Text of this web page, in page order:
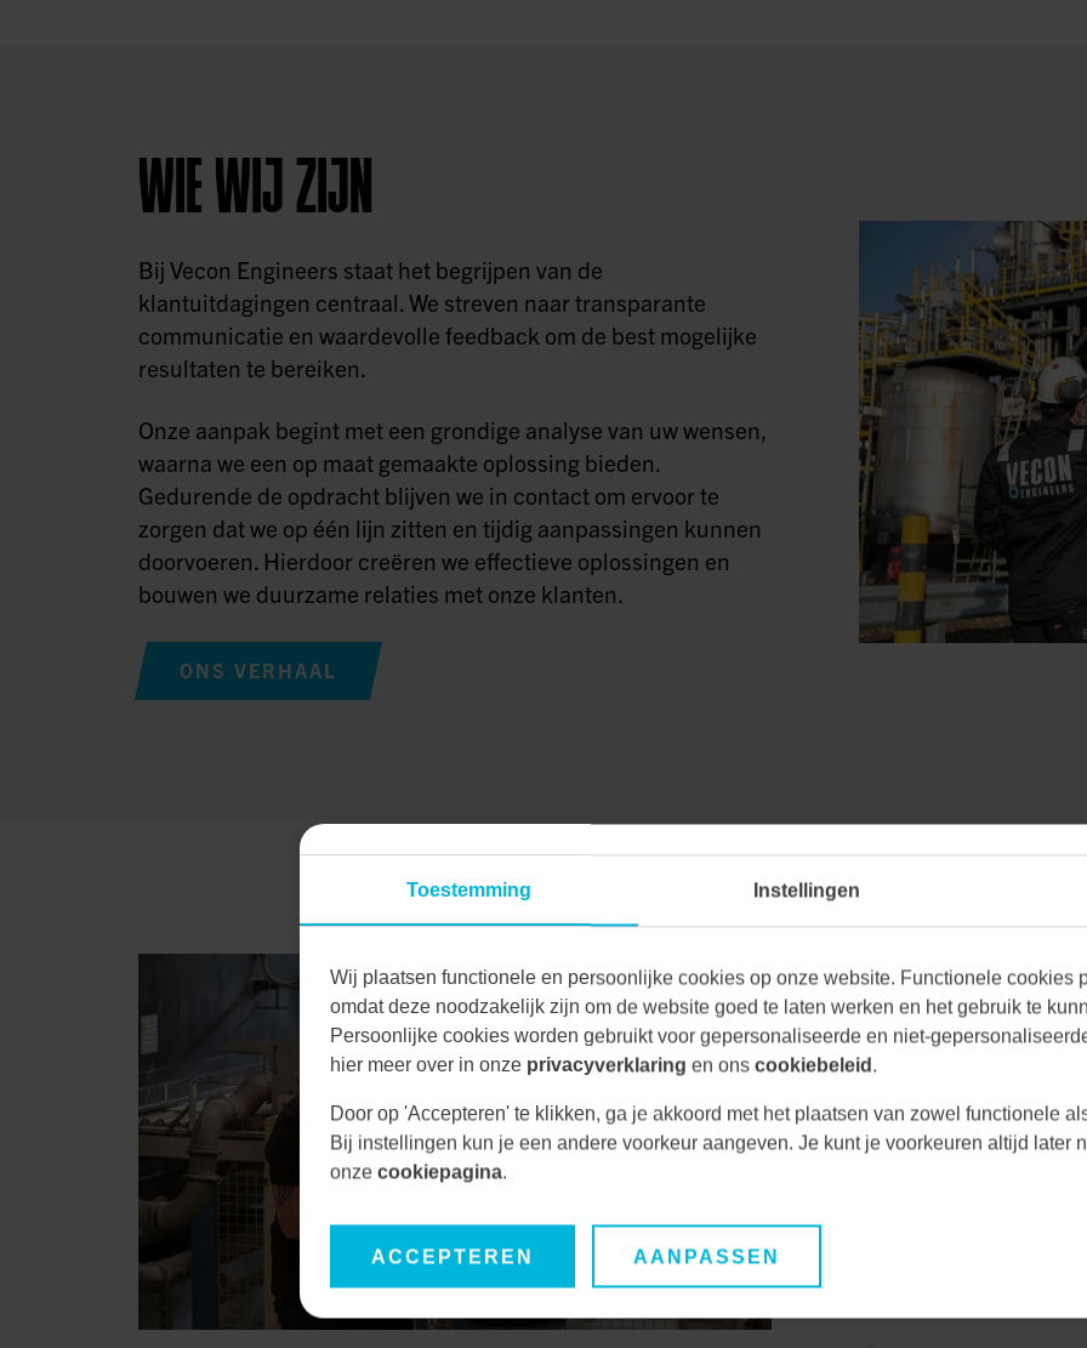
WIE WIJ ZIJN
Bij Vecon Engineers staat het begrijpen van de
klantuitdagingen centraal. We streven naar transparante
communicatie en waardevolle feedback om de best mogelijke
resultaten te bereiken.
Onze aanpak begint met een grondige analyse van uw wensen,
waarna we een op maat gemaakte oplossing bieden.
Gedurende de opdracht blijven we in contact om ervoor te
zorgen dat we op één lijn zitten en tijdig aanpassingen kunnen
doorvoeren. Hierdoor creëren we effectieve oplossingen en
bouwen we duurzame relaties met onze klanten.
ONS VERHAAL
VAN ALLE
Bij Vecon Engineers
uitdagingen en kansen
Door nauwe
unieke behoeften en
Hierdoor
oplossingen, maar
Toestemming Instellingen
Wij plaatsen functionele en persoonlijke cookies op onze website. Functionele cookies
omdat deze noodzakelijk zijn om de website goed te laten werken en het gebruik te
Persoonlijke cookies worden gebruikt voor gepersonaliseerde en niet-
hier meer over in onze privacyverklaring en ons cookiebeleid .
Door op 'Accepteren' te klikken, ga je akkoord met het plaatsen van zowel functionele
Bij instellingen kun je een andere voorkeur aangeven. Je kunt je voorkeuren altijd later
onze cookiepagina.
ACCEPTEREN AANPASSEN